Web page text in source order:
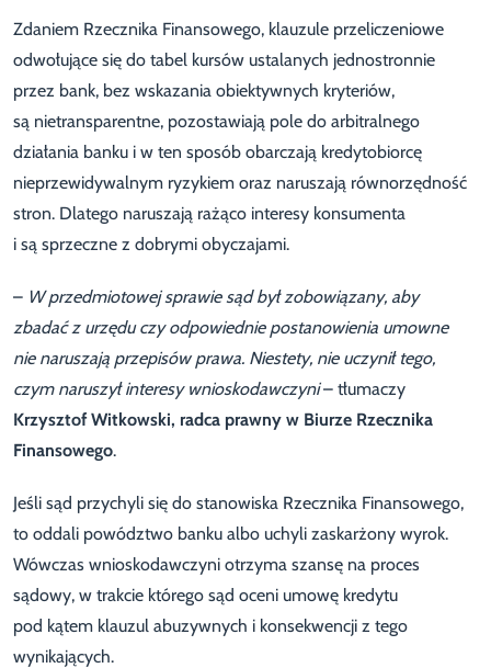
Zdaniem Rzecznika Finansowego, klauzule przeliczeniowe
odwołujące się do tabel kursów ustalanych jednostronnie
przez bank, bez wskazania obiektywnych kryteriów,
są nietransparentne, pozostawiają pole do arbitralnego
działania banku i w ten sposób obarczają kredytobiorcę
nieprzewidywalnym ryzykiem oraz naruszają równorzędność
stron. Dlatego naruszają rażąco interesy konsumenta
i są sprzeczne z dobrymi obyczajami.
– W przedmiotowej sprawie sąd był zobowiązany, aby
zbadać z urzędu czy odpowiednie postanowienia umowne
nie naruszają przepisów prawa. Niestety, nie uczynił tego,
czym naruszył interesy wnioskodawczyni– tłumaczy
Krzysztof Witkowski, radca prawny w Biurze Rzecznika
Finansowego.
Jeśli sąd przychyli się do stanowiska Rzecznika Finansowego,
to oddali powództwo banku albo uchyli zaskarżony wyrok.
Wówczas wnioskodawczyni otrzyma szansę na proces
sądowy, w trakcie którego sąd oceni umowę kredytu
pod kątem klauzul abuzywnych i konsekwencji z tego
wynikających.